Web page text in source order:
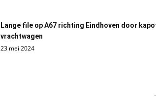
Lange file op A67 richting Eindhoven door
vrachtwagen
23 mei 2024